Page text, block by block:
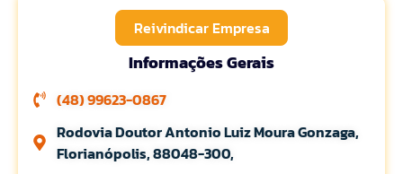
Reivindicar Empresa
Informações Gerais
(48) 99623-0867
Rodovia Doutor Antonio Luiz Moura Gonzaga,
Florianópolis, 88048-300,